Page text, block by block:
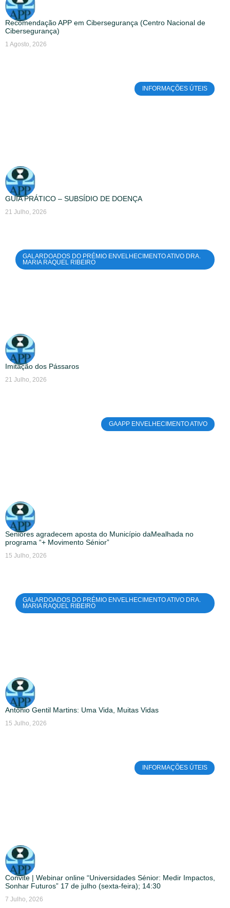
Recomendação APP em Cibersegurança (Centro Nacional de
Cibersegurança)
1 Agosto, 2026
INFORMAÇÕES ÚTEIS
GUIA PRÁTICO – SUBSÍDIO DE DOENÇA
21 Julho, 2026
GALARDOADOS DO PRÉMIO ENVELHECIMENTO ATIVO DRA.
MARIA RAQUEL RIBEIRO
Imitação dos Pássaros
21 Julho, 2026
GAAPP ENVELHECIMENTO ATIVO
Seniores agradecem aposta do Município daMealhada no
programa “+ Movimento Sénior”
15 Julho, 2026
GALARDOADOS DO PRÉMIO ENVELHECIMENTO ATIVO DRA.
MARIA RAQUEL RIBEIRO
António Gentil Martins: Uma Vida, Muitas Vidas
15 Julho, 2026
INFORMAÇÕES ÚTEIS
Convite | Webinar online “Universidades Sénior: Medir Impactos,
Sonhar Futuros” 17 de julho (sexta-feira); 14:30
7 Julho, 2026